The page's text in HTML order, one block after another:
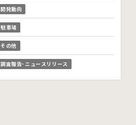
開発動向
駐車場
その他
調査報告･ニュースリリース